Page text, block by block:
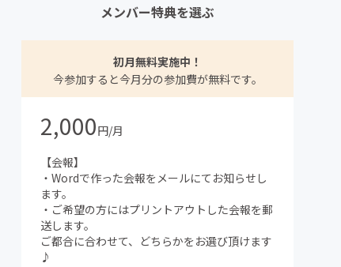
メンバー特典を選ぶ
初月無料実施中！
今参加すると今月分の参加費が無料です。
2,000円/月
【会報】
・Wordで作った会報をメールにてお知らせし
ます。
・ご希望の方にはプリントアウトした会報を郵
送します。
ご都合に合わせて、どちらかをお選び頂けます
♪